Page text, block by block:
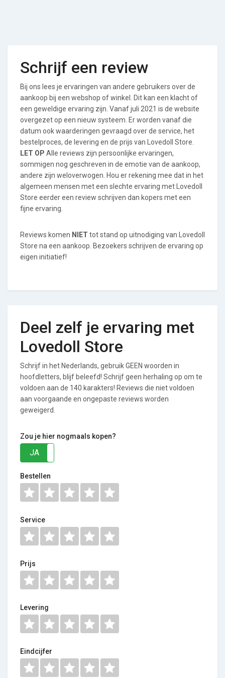
Schrijf een review
Bij ons lees je ervaringen van andere gebruikers over de
aankoop bij een webshop of winkel. Dit kan een klacht of
een geweldige ervaring zijn. Vanaf juli 2021 is de website
overgezet op een nieuw systeem. Er worden vanaf die
datum ook waarderingen gevraagd over de service, het
bestelproces, de levering en de prijs van Lovedoll Store.
LET OP Alle reviews zijn persoonlijke ervaringen,
sommigen nog geschreven in de emotie van de aankoop,
andere zijn weloverwogen. Hou er rekening mee dat in het
algemeen mensen met een slechte ervaring met Lovedoll
Store eerder een review schrijven dan kopers met een
fijne ervaring.
Reviews komen NIET tot stand op uitnodiging van Lovedoll
Store na een aankoop. Bezoekers schrijven de ervaring op
eigen initiatief!
Deel zelf je ervaring met
Lovedoll Store
Schrijf in het Nederlands, gebruik GEEN woorden in
hoofdletters, blijf beleefd! Schrijf geen herhaling op om te
voldoen aan de 140 karakters! Reviews die niet voldoen
aan voorgaande en ongepaste reviews worden
geweigerd.
Zou je hier nogmaals kopen?
JA
Bestellen
Service
Prijs
Levering
Eindcijfer